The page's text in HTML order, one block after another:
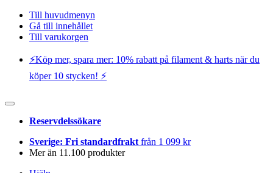
Till huvudmenyn
Gå till innehållet
Till varukorgen
⚡️Köp mer, spara mer: 10% rabatt på filament & harts när du
köper 10 stycken! ⚡️
Reservdelssökare
Sverige: Fri standardfrakt från 1 099 kr
Mer än 11.100 produkter